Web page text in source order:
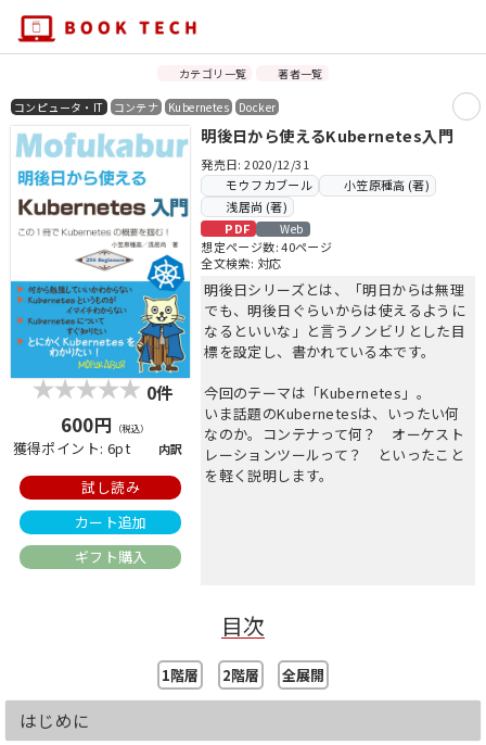
カテゴリ一覧 著者一覧
コンピュータ・IT コンテナ Kubernetes Docker
0件
600円 （税込）
獲得ポイント: 6pt 内訳
試し読み
カート追加
ギフト購入
明後日から使えるKubernetes入門
発売日: 2020/12/31
モウフカブール
小笠原種高 (著)
浅居尚 (著)
PDF
Web
想定ページ数: 40ページ
全文検索: 対応
明後日シリーズとは、「明日からは無理
でも、明後日ぐらいからは使えるように
なるといいな」と言うノンビリとした目
標を設定し、書かれている本です。
今回のテーマは「Kubernetes」。
いま話題のKubernetesは、いったい何
なのか。コンテナって何？ オーケスト
レーションツールって？ といったこと
を軽く説明します。
目次
1階層 2階層 全展開
はじめに